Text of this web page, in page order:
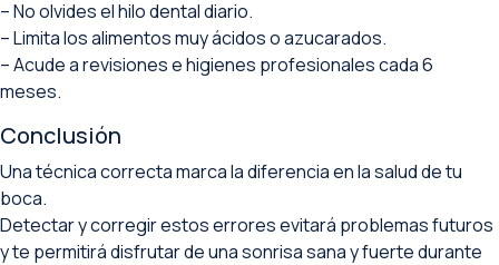
– No olvides el hilo dental diario.
– Limita los alimentos muy ácidos o azucarados.
– Acude a revisiones e higienes profesionales cada 6
meses.
Conclusión
Una técnica correcta marca la diferencia en la salud de tu
boca.
Detectar y corregir estos errores evitará problemas futuros
y te permitirá disfrutar de una sonrisa sana y fuerte durante